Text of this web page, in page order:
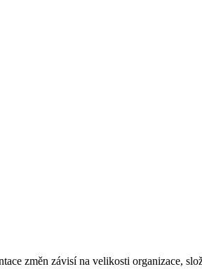
změn závisí na velikosti organizace,